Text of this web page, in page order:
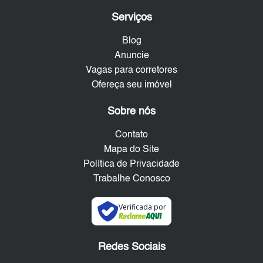
Serviços
Blog
Anuncie
Vagas para corretores
Ofereça seu imóvel
Sobre nós
Contato
Mapa do Site
Política de Privacidade
Trabalhe Conosco
Verificada por
Redes Sociais